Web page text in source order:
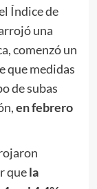
Índice de
una
comenzó un
que medidas
de subas
en febrero
quela